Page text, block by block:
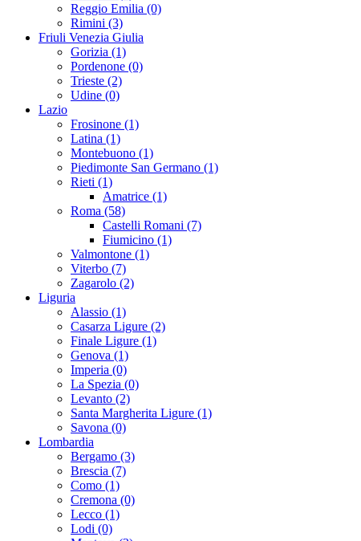
Reggio Emilia (0)
Rimini (3)
Friuli Venezia Giulia
Gorizia (1)
Pordenone (0)
Trieste (2)
Udine (0)
Lazio
Frosinone (1)
Latina (1)
Montebuono (1)
Piedimonte San Germano (1)
Rieti (1)
Amatrice (1)
Roma (58)
Castelli Romani (7)
Fiumicino (1)
Valmontone (1)
Viterbo (7)
Zagarolo (2)
Liguria
Alassio (1)
Casarza Ligure (2)
Finale Ligure (1)
Genova (1)
Imperia (0)
La Spezia (0)
Levanto (2)
Santa Margherita Ligure (1)
Savona (0)
Lombardia
Bergamo (3)
Brescia (7)
Como (1)
Cremona (0)
Lecco (1)
Lodi (0)